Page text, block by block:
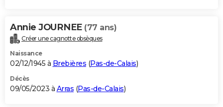
Annie JOURNEE (77 ans)
Créer une cagnotte obsèques
Naissance
02/12/1945 à Brebières (Pas-de-Calais)
Décès
09/05/2023 à Arras (Pas-de-Calais)